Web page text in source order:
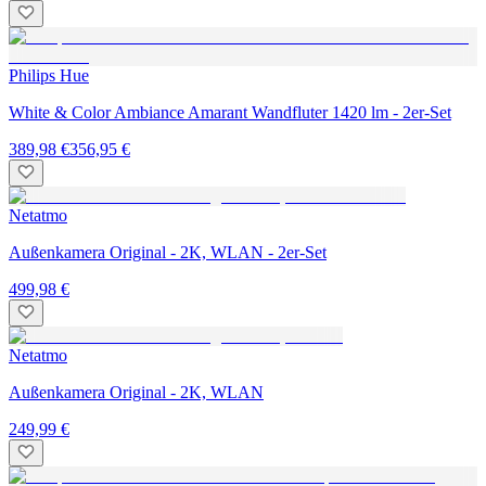
Philips Hue
White & Color Ambiance Amarant Wandfluter 1420 lm - 2er-Set
389,98 €356,95 €
Netatmo
Außenkamera Original - 2K, WLAN - 2er-Set
499,98 €
Netatmo
Außenkamera Original - 2K, WLAN
249,99 €